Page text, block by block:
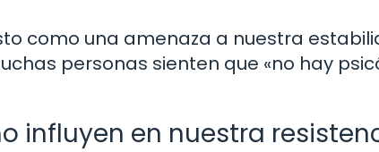
como una amenaza a nuestra
personas sienten que «no hay
influyen en nuestra